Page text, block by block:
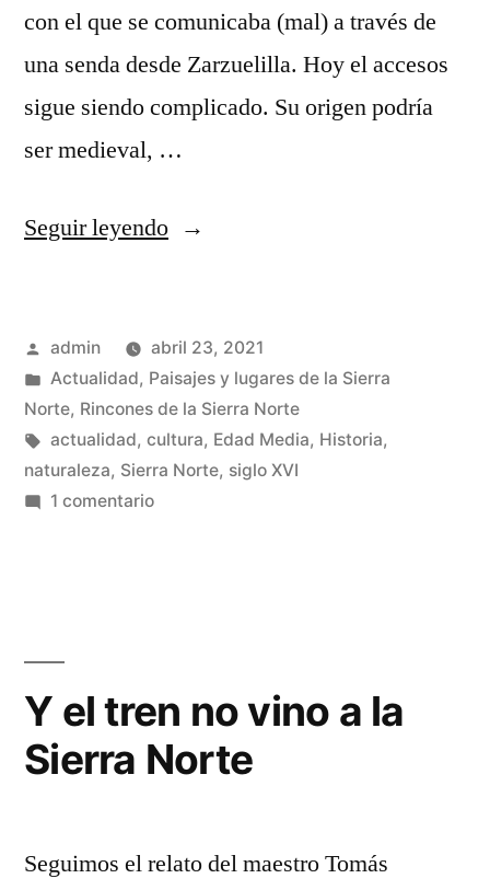
con el que se comunicaba (mal) a través de
una senda desde Zarzuelilla. Hoy el accesos
sigue siendo complicado. Su origen podría
ser medieval, …
Seguir leyendo«Robledo
lugar
abandonado»
Publicado
por
admin
abril 23, 2021
Publicado
en
Actualidad, Paisajes y lugares de la Sierra
Norte, Rincones de la Sierra Norte
Etiquetas:
actualidad, cultura, Edad Media, Historia,
naturaleza, Sierra Norte, siglo XVI
1 comentarioen
Y el tren no vino a la
Sierra Norte
Seguimos el relato del maestro Tomás